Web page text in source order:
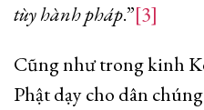
tùy hành pháp.”[3]
Cũng như trong kinh
Phật dạy cho dân